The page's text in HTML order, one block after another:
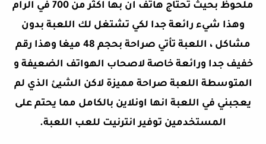
ملحوظ بحيث تحتاج هاتف ان بها اكثر من 700 في الرام
وهذا شيء رائعة جدا لكي تشتغل لك اللعبة بدون
مشاكل ، اللعبة تأتي صراحة بحجم 48 ميغا وهذا رقم
خفيف جدا ورائعة خاصة لاصحاب الهواتف الضعيفة و
المتوسطة اللعبة صراحة مميزة لاكن الشيئ الذي لم
يعجبني في اللعبة انها اونلاين بالكامل مما يحتم على
المستخدمين توفير انترنيت للعب اللعبة.